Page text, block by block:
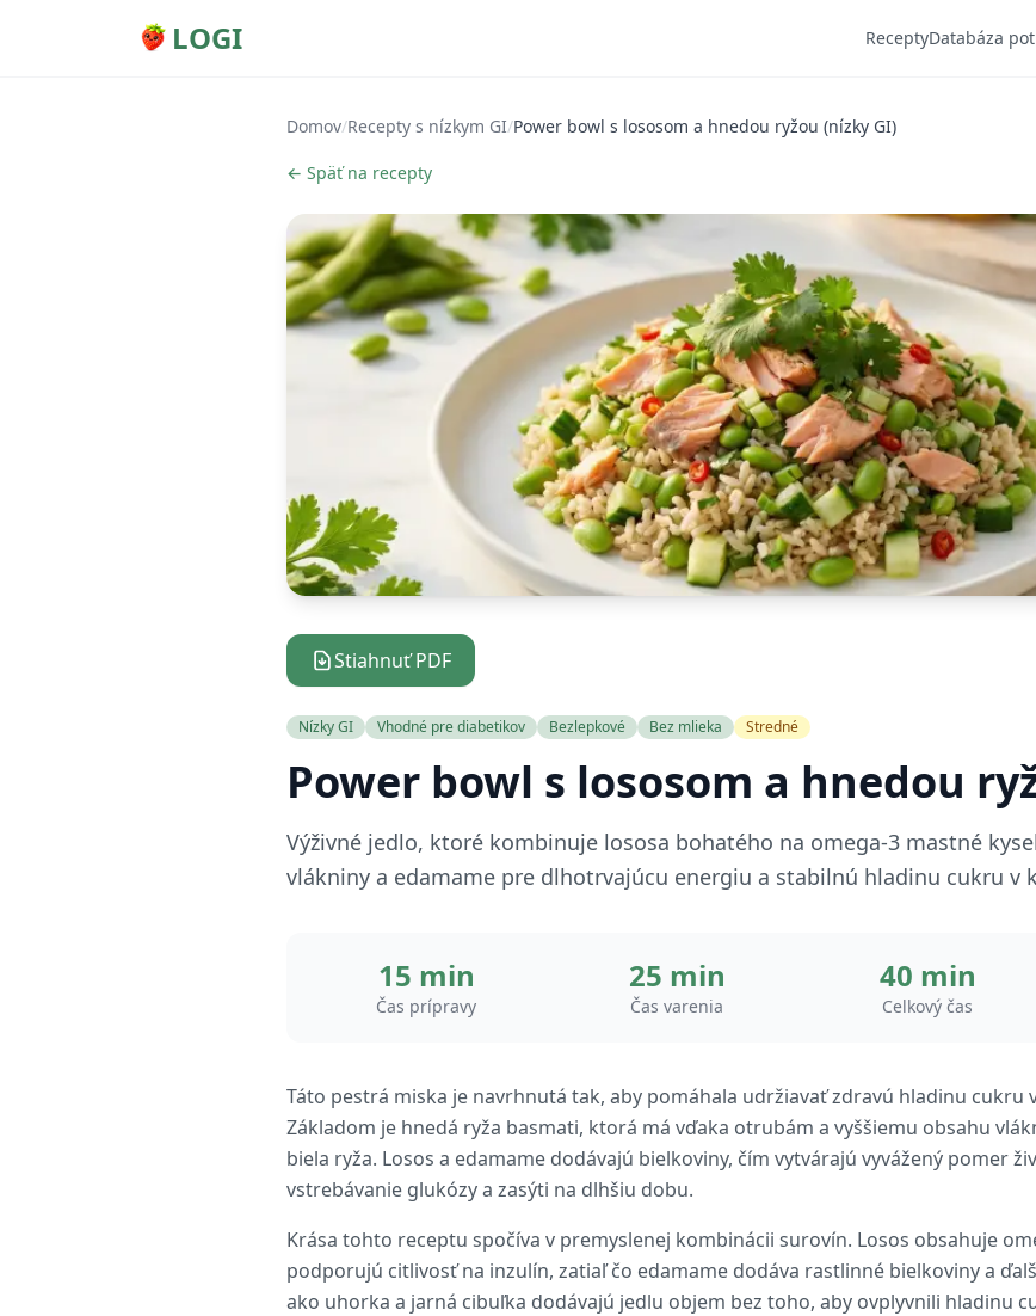
LOGI ReceptyDatabáza
Domov/Recepty s nízkym GI/Power bowl s lososom a hnedou ryžou (nízky GI)
← Späť na recepty
Stiahnuť PDF
Nízky GI Vhodné pre diabetikov Bezlepkové Bez mlieka Stredné
Power bowl s lososom a hnedou
Výživné jedlo, ktoré kombinuje lososa bohatého na omega-3 mastné
vlákniny a edamame pre dlhotrvajúcu energiu a stabilnú hladinu cukru v
15 min
Čas prípravy
25 min
Čas varenia
40 min
Celkový čas
Táto pestrá miska je navrhnutá tak, aby pomáhala udržiavať zdravú hladinu cukru
Základom je hnedá ryža basmati, ktorá má vďaka otrubám a vyššiemu obsahu
biela ryža. Losos a edamame dodávajú bielkoviny, čím vytvárajú vyvážený pomer
vstrebávanie glukózy a zasýti na dlhšiu dobu.
Krása tohto receptu spočíva v premyslenej kombinácii surovín. Losos obsahuje
podporujú citlivosť na inzulín, zatiaľ čo edamame dodáva rastlinné bielkoviny a
ako uhorka a jarná cibuľka dodávajú jedlu objem bez toho, aby ovplyvnili hladinu